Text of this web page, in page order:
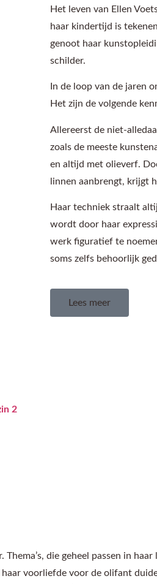
Het leven van Ellen
haar kindertijd is
genoot haar
schilder.
In de loop van de jaren
Het zijn de volgende
Allereerst de niet-
zoals de meeste
en altijd met olieverf.
linnen aanbrengt, krijgt
Haar techniek straalt
wordt door haar
werk figuratief te
soms zelfs behoorlijk
Lees meer
2
die geheel passen in
voorliefde voor de olifant